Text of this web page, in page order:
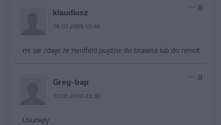
klaudiusz
18.07.2009 10:42
0
mi sie zdaje że Heidfeld pujdzie do brawna lub do renolt
Greg-bap
10.03.2010 23:30
0
Usunięty